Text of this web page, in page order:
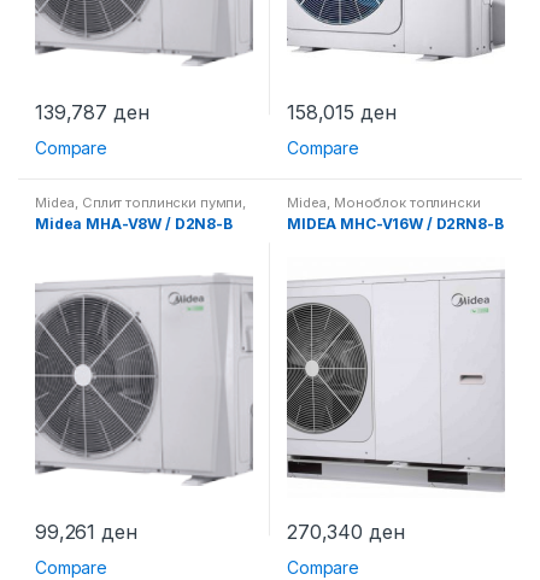
139,787 ден
Compare
158,015 ден
Compare
Midea Сплит топлински пумпи
Топлински пумпи
Midea MHA-V8W / D2N8-B
99,261ден
Compare
Midea Моноблок топлински
пумпи, Топлински пумпи
MIDEA MHC-V16W / D2RN8-B
270,340 ден
Compare